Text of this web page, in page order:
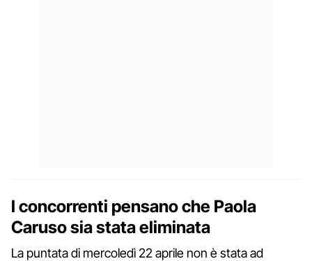
I concorrenti pensano che Paola
Caruso sia stata eliminata
La puntata di mercoledì 22 aprile non è stata ad